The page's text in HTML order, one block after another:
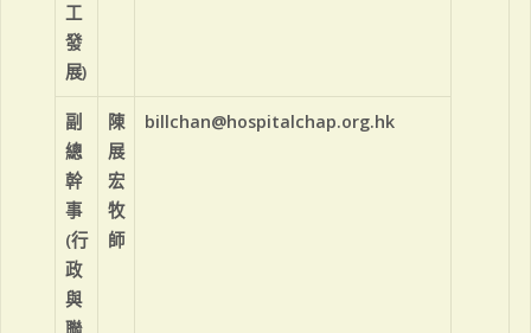
工
發
展)
副
總
幹
事
(行
政
與
陳
展
宏
牧
師
billchan@hospitalchap.org.hk